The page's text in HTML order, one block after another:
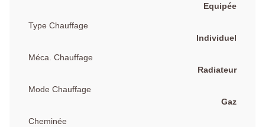
Equipée
Type Chauffage
Individuel
Méca. Chauffage
Radiateur
Mode Chauffage
Gaz
Cheminée